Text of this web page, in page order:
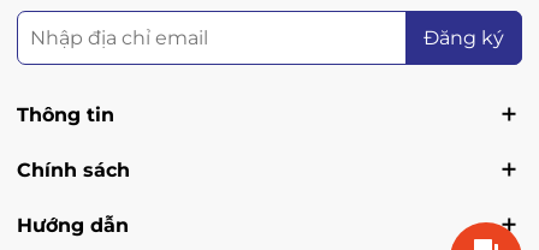
Đăng ký
Thông tin
Chính sách
Hướng dẫn